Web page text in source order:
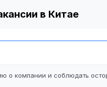
в Китае
о компании и соблюдать